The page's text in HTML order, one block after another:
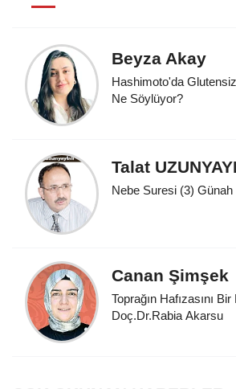
Beyza Akay
Hashimoto'da
Ne Söylüyor?
Talat
Nebe
Canan Şimşek
Toprağın Hafızasını
Doç.Dr.Rabia Akarsu